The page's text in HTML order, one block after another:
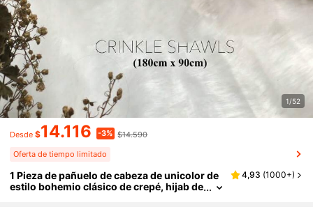
1/52
Desde $14.116 -3% $14.590
Oferta de tiempo limitado
1 Pieza de pañuelo de cabeza de unicolor de
estilo bohemio clásico de crepé, hijab de
4,93 (1000+)